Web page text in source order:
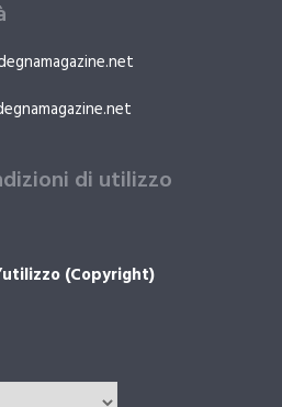
di utilizzo
(Copyright)